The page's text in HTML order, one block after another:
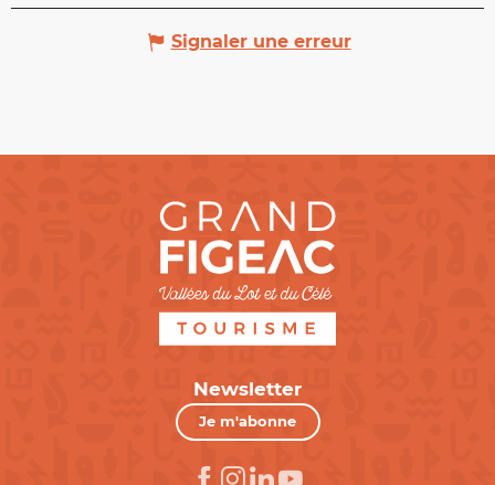
Signaler une erreur
Newsletter
Je m'abonne